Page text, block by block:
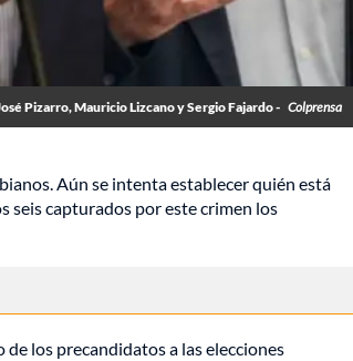
Pizarro, Mauricio Lizcano y Sergio Fajardo - Colprensa
Aún se intenta establecer quién está
seis capturados por este crimen los
los precandidatos a las elecciones